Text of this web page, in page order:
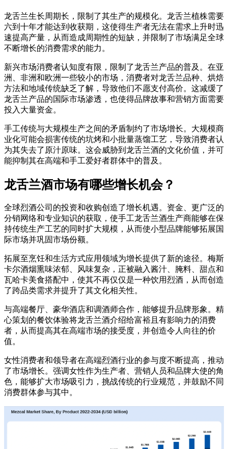
龙舌兰生长周期长，限制了其生产的规模化。龙舌兰植株需要
六到十年才能达到收获期，这使得生产者无法在需求上升时迅
速提高产量，从而造成周期性的短缺，并限制了市场满足全球
不断增长的消费需求的能力。
新兴市场消费者认知度有限，限制了龙舌兰产品的普及。在亚
洲、非洲和欧洲一些较小的市场，消费者对龙舌兰品种、烘焙
方法和地域传统缺乏了解，导致他们不愿支付高价。这减缓了
龙舌兰产品的国际市场渗透，也使得品牌故事和营销方面需要
投入大量资金。
手工传统与大规模生产之间的矛盾制约了市场增长。大规模商
业化可能会损害传统的坑烤和小批量蒸馏工艺，导致消费者认
为其失去了原汁原味。这会威胁到龙舌兰酒的文化价值，并可
能抑制其在高端和手工爱好者群体中的普及。
龙舌兰酒市场有哪些增长机会？
全球烈酒公司的投资和收购创造了增长机遇。资金、更广泛的
分销网络和专业知识的获取，使手工龙舌兰酒生产商能够在保
持传统生产工艺的同时扩大规模，从而使小型品牌能够拓展国
际市场并巩固市场份额。
拓展至烹饪和生活方式应用领域为增长提供了新的途径。梅斯
卡尔酒烟熏味浓郁、风味复杂，正被融入酱汁、腌料、甜点和
瓦哈卡美食搭配中，使其不再仅仅是一种饮用烈酒，从而创造
了跨品类需求并提升了其文化相关性。
与高端餐厅、豪华酒店和调酒师合作，能够提升品牌形象。精
心策划的餐饮体验将龙舌兰酒介绍给富裕且有影响力的消费
者，从而提高其在高端市场的接受度，并创造令人向往的价
值。
女性消费者和领导者在高端烈酒行业的参与度不断提高，推动
了市场增长。强调女性作为生产者、营销人员和品牌大使的角
色，能够扩大市场吸引力，挑战传统的行业规范，并鼓励不同
消费群体参与其中。